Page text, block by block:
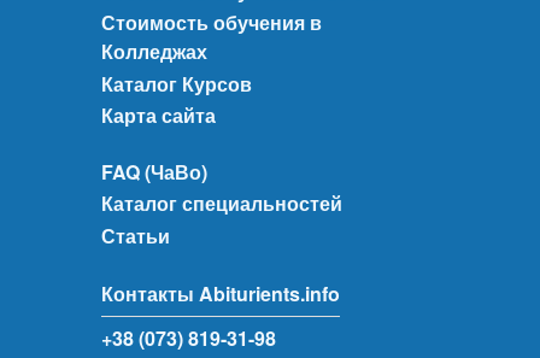
Стоимость обучения в
Колледжах
Каталог Курсов
Карта сайта
FAQ (ЧаВо)
Каталог специальностей
Статьи
Контакты Abiturients.info
+38 (073) 819-31-98